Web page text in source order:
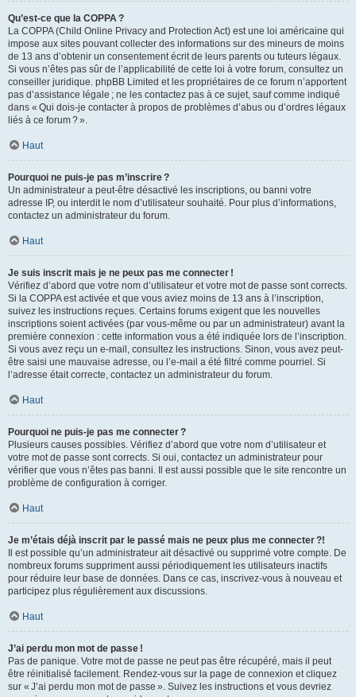
Qu’est-ce que la COPPA ?
La COPPA (Child Online Privacy and Protection Act) est une loi américaine qui
impose aux sites pouvant collecter des informations sur des mineurs de moins
de 13 ans d’obtenir un consentement écrit de leurs parents ou tuteurs légaux.
Si vous n’êtes pas sûr de l’applicabilité de cette loi à votre forum, consultez un
conseiller juridique. phpBB Limited et les propriétaires de ce forum n’apportent
pas d’assistance légale ; ne les contactez pas à ce sujet, sauf comme indiqué
dans « Qui dois-je contacter à propos de problèmes d’abus ou d’ordres légaux
liés à ce forum ? ».
Haut
Pourquoi ne puis-je pas m’inscrire ?
Un administrateur a peut-être désactivé les inscriptions, ou banni votre
adresse IP, ou interdit le nom d’utilisateur souhaité. Pour plus d’informations,
contactez un administrateur du forum.
Haut
Je suis inscrit mais je ne peux pas me connecter !
Vérifiez d’abord que votre nom d’utilisateur et votre mot de passe sont corrects.
Si la COPPA est activée et que vous aviez moins de 13 ans à l’inscription,
suivez les instructions reçues. Certains forums exigent que les nouvelles
inscriptions soient activées (par vous-même ou par un administrateur) avant la
première connexion : cette information vous a été indiquée lors de l’inscription.
Si vous avez reçu un e-mail, consultez les instructions. Sinon, vous avez peut-
être saisi une mauvaise adresse, ou l’e-mail a été filtré comme pourriel. Si
l’adresse était correcte, contactez un administrateur du forum.
Haut
Pourquoi ne puis-je pas me connecter ?
Plusieurs causes possibles. Vérifiez d’abord que votre nom d’utilisateur et
votre mot de passe sont corrects. Si oui, contactez un administrateur pour
vérifier que vous n’êtes pas banni. Il est aussi possible que le site rencontre un
problème de configuration à corriger.
Haut
Je m’étais déjà inscrit par le passé mais ne peux plus me connecter ?!
Il est possible qu’un administrateur ait désactivé ou supprimé votre compte. De
nombreux forums suppriment aussi périodiquement les utilisateurs inactifs
pour réduire leur base de données. Dans ce cas, inscrivez-vous à nouveau et
participez plus régulièrement aux discussions.
Haut
J’ai perdu mon mot de passe !
Pas de panique. Votre mot de passe ne peut pas être récupéré, mais il peut
être réinitialisé facilement. Rendez-vous sur la page de connexion et cliquez
sur « J’ai perdu mon mot de passe ». Suivez les instructions et vous devriez